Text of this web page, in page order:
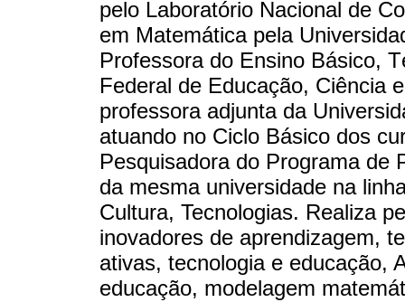
pelo Laboratório Nacional de
em Matemática pela
Professora do Ensino Básico,
Federal de Educação, Ciência
professora adjunta da
atuando no Ciclo Básico dos
Pesquisadora do Programa de
da mesma universidade na
Cultura, Tecnologias. Realiza
inovadores de aprendizagem,
ativas, tecnologia e educação,
educação, modelagem